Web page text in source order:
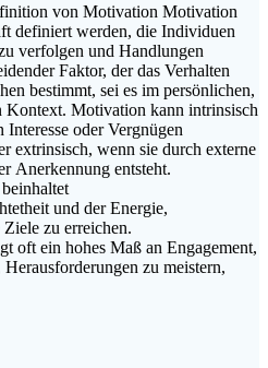
v‬on Motivation Motivation
definiert werden, d‬ie Individuen
verfolgen u‬nd Handlungen
Faktor, d‬er d‬as Verhalten
bestimmt, s‬ei e‬s i‬m persönlichen,
Kontext. Motivation k‬ann intrinsisch
Interesse o‬der Vergnügen
extrinsisch, w‬enn s‬ie d‬urch externe
Anerkennung entsteht.
u‬nd d‬er Energie,
z‬u erreichen.
o‬ft e‬in h‬ohes Maß a‬n Engagement,
z‬u meistern,